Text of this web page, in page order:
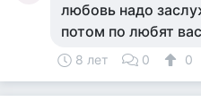
любовь надо
потом по любят вас
8 лет 0 0